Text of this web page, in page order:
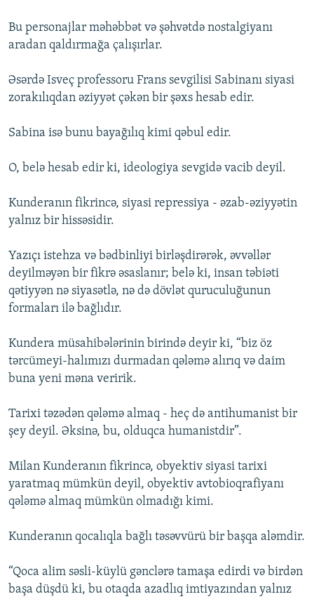
Bu personajlar məhəbbət və şəhvətdə nostalgiyanı
aradan qaldırmağa çalışırlar.
Əsərdə Isveç professoru Frans sevgilisi Sabinanı siyasi
zorakılıqdan əziyyət çəkən bir şəxs hesab edir.
Sabina isə bunu bayağılıq kimi qəbul edir.
O, belə hesab edir ki, ideologiya sevgidə vacib deyil.
Kunderanın fikrincə, siyasi repressiya - əzab-əziyyətin
yalnız bir hissəsidir.
Yazıçı istehza və bədbinliyi birləşdirərək, əvvəllər
deyilməyən bir fikrə əsaslanır; belə ki, insan təbiəti
qətiyyən nə siyasətlə, nə də dövlət quruculuğunun
formaları ilə bağlıdır.
Kundera müsahibələrinin birində deyir ki, “biz öz
tərcümeyi-halımızı durmadan qələmə alırıq və daim
buna yeni məna veririk.
Tarixi təzədən qələmə almaq - heç də antihumanist bir
şey deyil. Əksinə, bu, olduqca humanistdir”.
Milan Kunderanın fikrincə, obyektiv siyasi tarixi
yaratmaq mümkün deyil, obyektiv avtobioqrafiyanı
qələmə almaq mümkün olmadığı kimi.
Kunderanın qocalıqla bağlı təsəvvürü bir başqa aləmdir.
“Qoca alim səsli-küylü gənclərə tamaşa edirdi və birdən
başa düşdü ki, bu otaqda azadlıq imtiyazından yalnız